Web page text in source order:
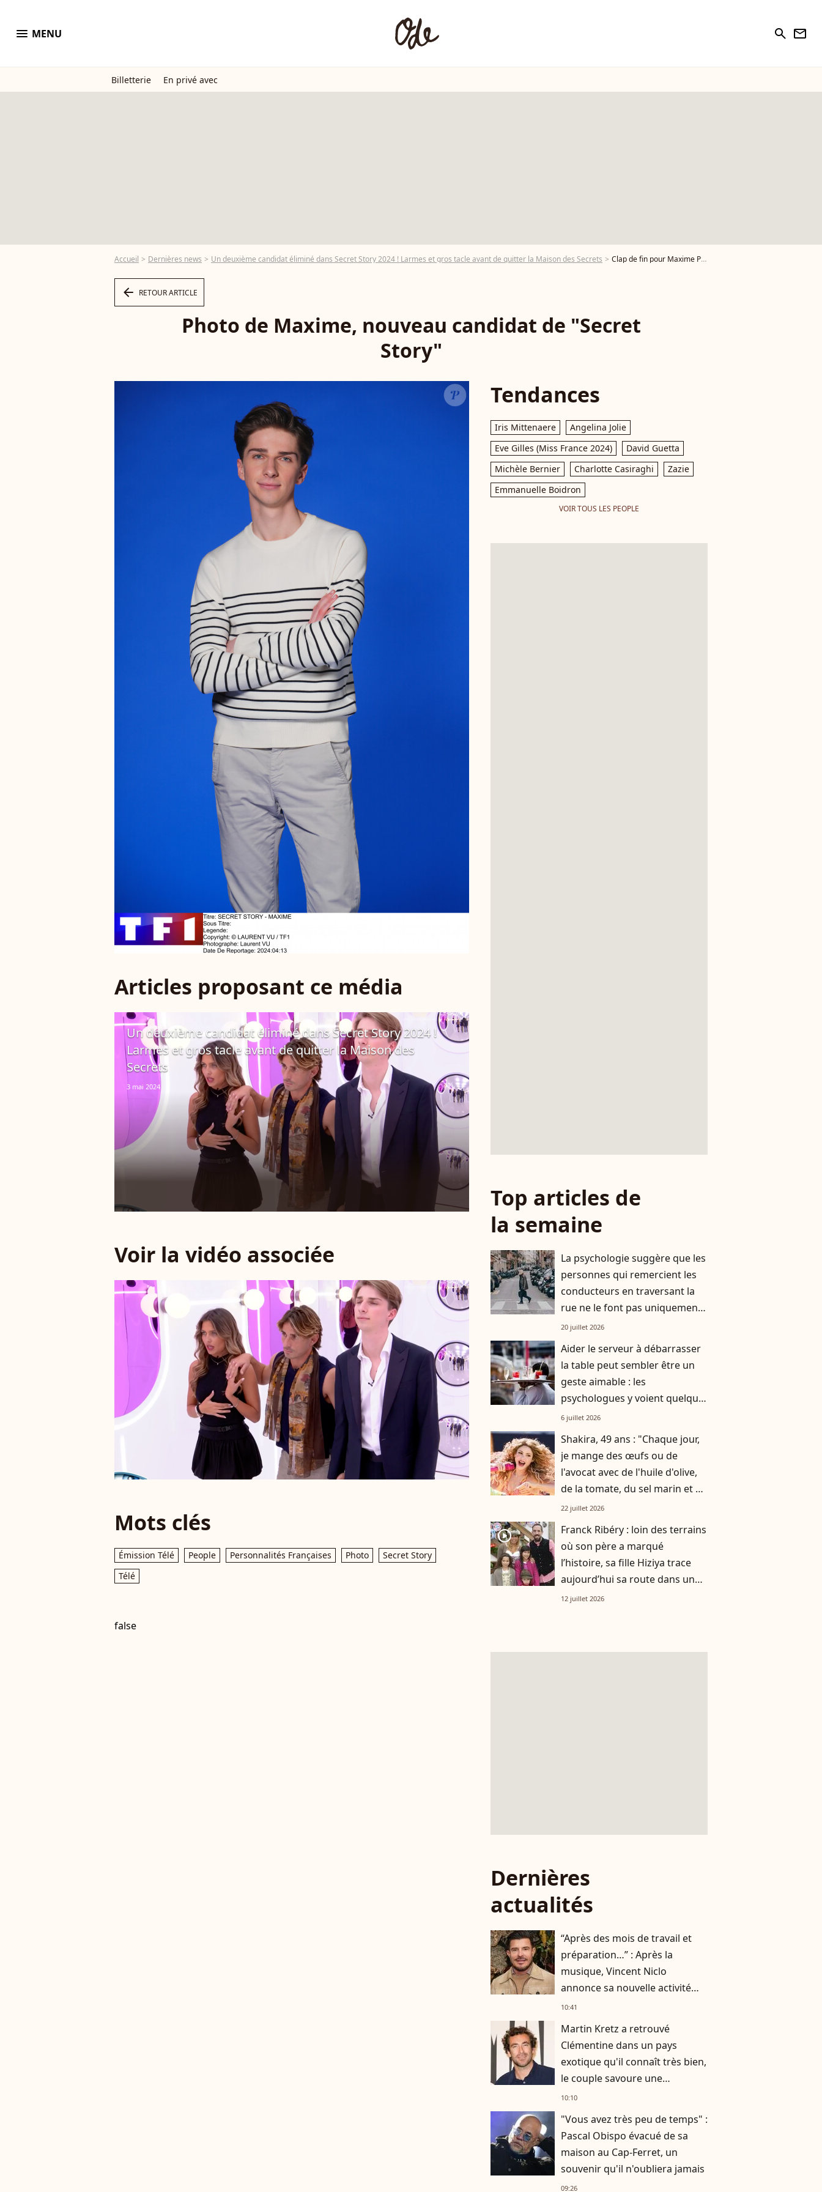
menu MENU search newsletter
Billetterie En privé avec
Accueil Dernières news Un deuxième candidat éliminé dans Secret Story 2024 ! Larmes et gros tacle avant de quitter la Maison des Secrets Clap de fin pour Maxime Photo de Maxime, nouveau candidat de "Secret Story" - Photo
arrow_left RETOUR ARTICLE
Photo de Maxime, nouveau candidat de "Secret
Story"
Articles proposant ce média
Un deuxième candidat éliminé dans Secret Story 2024 !
Larmes et gros tacle avant de quitter la Maison des
Secrets
3 mai 2024
Voir la vidéo associée
Mots clés
Émission Télé People Personnalités Françaises Photo
Secret Story
Télé
false
Tendances
Iris Mittenaere
Angelina Jolie
Eve Gilles (Miss France 2024)
David Guetta
Michèle Bernier
Charlotte Casiraghi
Zazie
Emmanuelle Boidron
VOIR TOUS LES PEOPLE
Top articles de
la semaine
La psychologie suggère que les
personnes qui remercient les
conducteurs en traversant la
rue ne le font pas uniquement
par gratitude
20 juillet 2026
Aider le serveur à débarrasser
la table peut sembler être un
geste aimable : les
psychologues y voient quelque
chose de bien plus profond.
6 juillet 2026
Shakira, 49 ans : "Chaque jour,
je mange des œufs ou de
l'avocat avec de l'huile d'olive,
de la tomate, du sel marin et un
smoothie"
22 juillet 2026
player2
Franck Ribéry : loin des terrains
où son père a marqué
l’histoire, sa fille Hiziya trace
aujourd’hui sa route dans un
tout autre univers
12 juillet 2026
Dernières
actualités
“Après des mois de travail et
préparation…” : Après la
musique, Vincent Niclo
annonce sa nouvelle activité
impliquant plusieurs
10:41
Martin Kretz a retrouvé
Clémentine dans un pays
exotique qu'il connaît très bien,
le couple savoure une
parenthèse paradisiaque
10:10
"Vous avez très peu de temps" :
Pascal Obispo évacué de sa
maison au Cap-Ferret, un
souvenir qu'il n'oubliera jamais
09:26